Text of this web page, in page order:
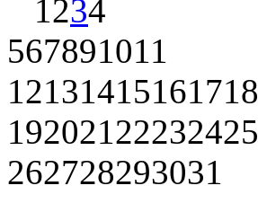
1234
567891011
12131415161718
19202122232425
262728293031